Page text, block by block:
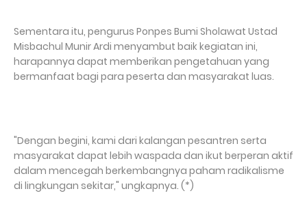
Sementara itu, pengurus Ponpes Bumi Sholawat Ustad
Misbachul Munir Ardi menyambut baik kegiatan ini,
harapannya dapat memberikan pengetahuan yang
bermanfaat bagi para peserta dan masyarakat luas.
"Dengan begini, kami dari kalangan pesantren serta
masyarakat dapat lebih waspada dan ikut berperan aktif
dalam mencegah berkembangnya paham radikalisme
di lingkungan sekitar," ungkapnya. (*)